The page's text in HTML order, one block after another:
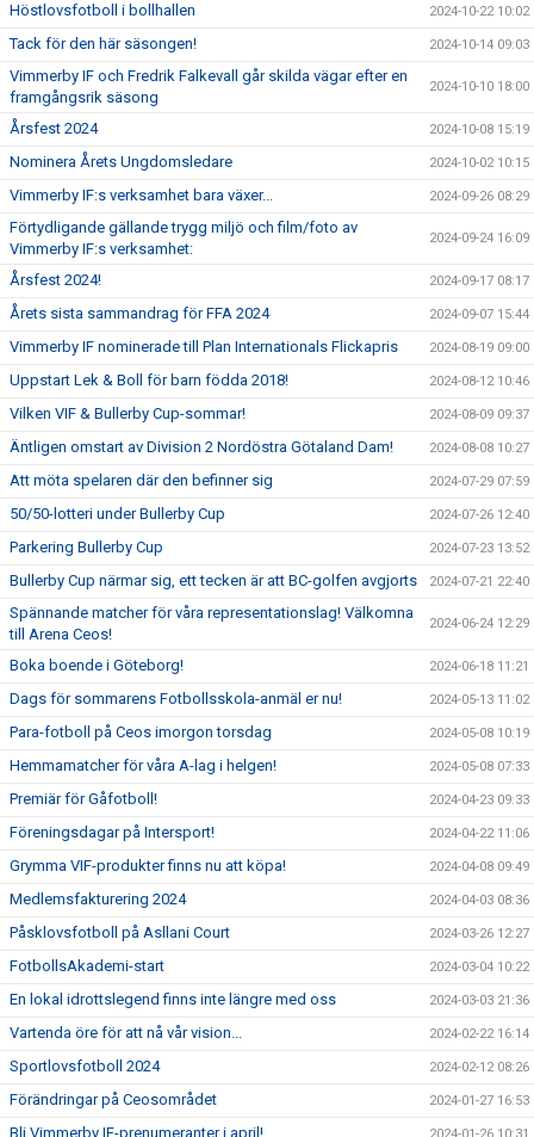
Höstlovsfotboll i bollhallen 2024-10-22 10:02
Tack för den här säsongen! 2024-10-14 09:03
Vimmerby IF och Fredrik Falkevall går skilda vägar efter en
framgångsrik säsong
2024-10-10 18:00
Årsfest 2024 2024-10-08 15:19
Nominera Årets Ungdomsledare 2024-10-02 10:15
Vimmerby IF:s verksamhet bara växer... 2024-09-26 08:29
Förtydligande gällande trygg miljö och film/foto av
Vimmerby IF:s verksamhet:
2024-09-24 16:09
Årsfest 2024! 2024-09-17 08:17
Årets sista sammandrag för FFA 2024 2024-09-07 15:44
Vimmerby IF nominerade till Plan Internationals Flickapris 2024-08-19 09:00
Uppstart Lek & Boll för barn födda 2018! 2024-08-12 10:46
Vilken VIF & Bullerby Cup-sommar! 2024-08-09 09:37
Äntligen omstart av Division 2 Nordöstra Götaland Dam! 2024-08-08 10:27
Att möta spelaren där den befinner sig 2024-07-29 07:59
50/50-lotteri under Bullerby Cup 2024-07-26 12:40
Parkering Bullerby Cup 2024-07-23 13:52
Bullerby Cup närmar sig, ett tecken är att BC-golfen avgjorts 2024-07-21 22:40
Spännande matcher för våra representationslag! Välkomna
till Arena Ceos!
2024-06-24 12:29
Boka boende i Göteborg! 2024-06-18 11:21
Dags för sommarens Fotbollsskola-anmäl er nu! 2024-05-13 11:02
Para-fotboll på Ceos imorgon torsdag 2024-05-08 10:19
Hemmamatcher för våra A-lag i helgen! 2024-05-08 07:33
Premiär för Gåfotboll! 2024-04-23 09:33
Föreningsdagar på Intersport! 2024-04-22 11:06
Grymma VIF-produkter finns nu att köpa! 2024-04-08 09:49
Medlemsfakturering 2024 2024-04-03 08:36
Påsklovsfotboll på Asllani Court 2024-03-26 12:27
FotbollsAkademi-start 2024-03-04 10:22
En lokal idrottslegend finns inte längre med oss 2024-03-03 21:36
Vartenda öre för att nå vår vision... 2024-02-22 16:14
Sportlovsfotboll 2024 2024-02-12 08:26
Förändringar på Ceosområdet 2024-01-27 16:53
Bli Vimmerby IF-prenumeranter i april!